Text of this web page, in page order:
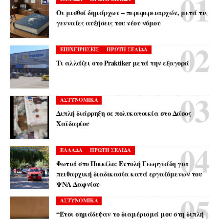
Οι μισθοί δημάρχων – περιφερειαρχών, μετά τις
γενναίες αυξήσεις του νέου νόμου
ΕΠΙΧΕΙΡΗΣΕΙΣ ΠΡΩΤΗ ΣΕΛΙΔΑ
Τι αλλάζει στο Praktiker μετά την εξαγορά
ΑΣΤΥΝΟΜΙΚΑ
Διπλή διάρρηξη σε πολυκατοικία στο Δάσος
Χαϊδαρίου
ΕΛΛΑΔΑ ΠΡΩΤΗ ΣΕΛΙΔΑ
Φωτιά στο Ποικίλο: Εντολή Γεωργιάδη για
πειθαρχική διαδικασία κατά εργαζόμενων του
ΨΝΑ Δαφνίου
ΑΣΤΥΝΟΜΙΚΑ
“Έτσι σημάδεψαν το διαμέρισμά μου στη διπλή